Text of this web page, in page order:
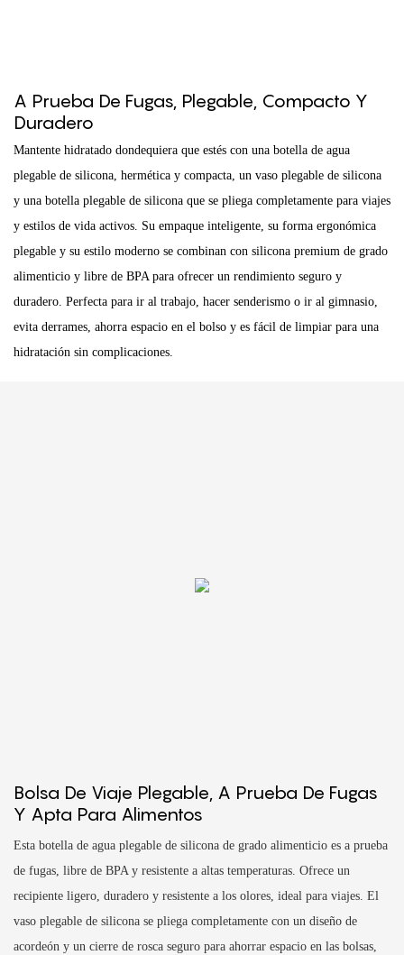
A Prueba De Fugas, Plegable, Compacto Y
Duradero
Mantente hidratado dondequiera que estés con una botella de agua
plegable de silicona, hermética y compacta, un vaso plegable de silicona
y una botella plegable de silicona que se pliega completamente para viajes
y estilos de vida activos. Su empaque inteligente, su forma ergonómica
plegable y su estilo moderno se combinan con silicona premium de grado
alimenticio y libre de BPA para ofrecer un rendimiento seguro y
duradero. Perfecta para ir al trabajo, hacer senderismo o ir al gimnasio,
evita derrames, ahorra espacio en el bolso y es fácil de limpiar para una
hidratación sin complicaciones.
Bolsa De Viaje Plegable, A Prueba De Fugas
Y Apta Para Alimentos
Esta botella de agua plegable de silicona de grado alimenticio es a prueba
de fugas, libre de BPA y resistente a altas temperaturas. Ofrece un
recipiente ligero, duradero y resistente a los olores, ideal para viajes. El
vaso plegable de silicona se pliega completamente con un diseño de
acordeón y un cierre de rosca seguro para ahorrar espacio en las bolsas,